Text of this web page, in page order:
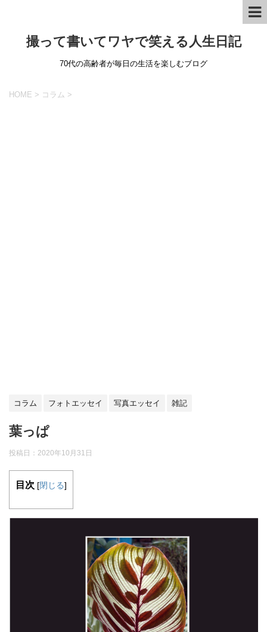
撮って書いてワヤで笑える人生日記
70代の高齢者が毎日の生活を楽しむブログ
HOME > コラム >
コラム フォトエッセイ 写真エッセイ 雑記
葉っぱ
投稿日： 2020年10月31日
目次 [閉じる]